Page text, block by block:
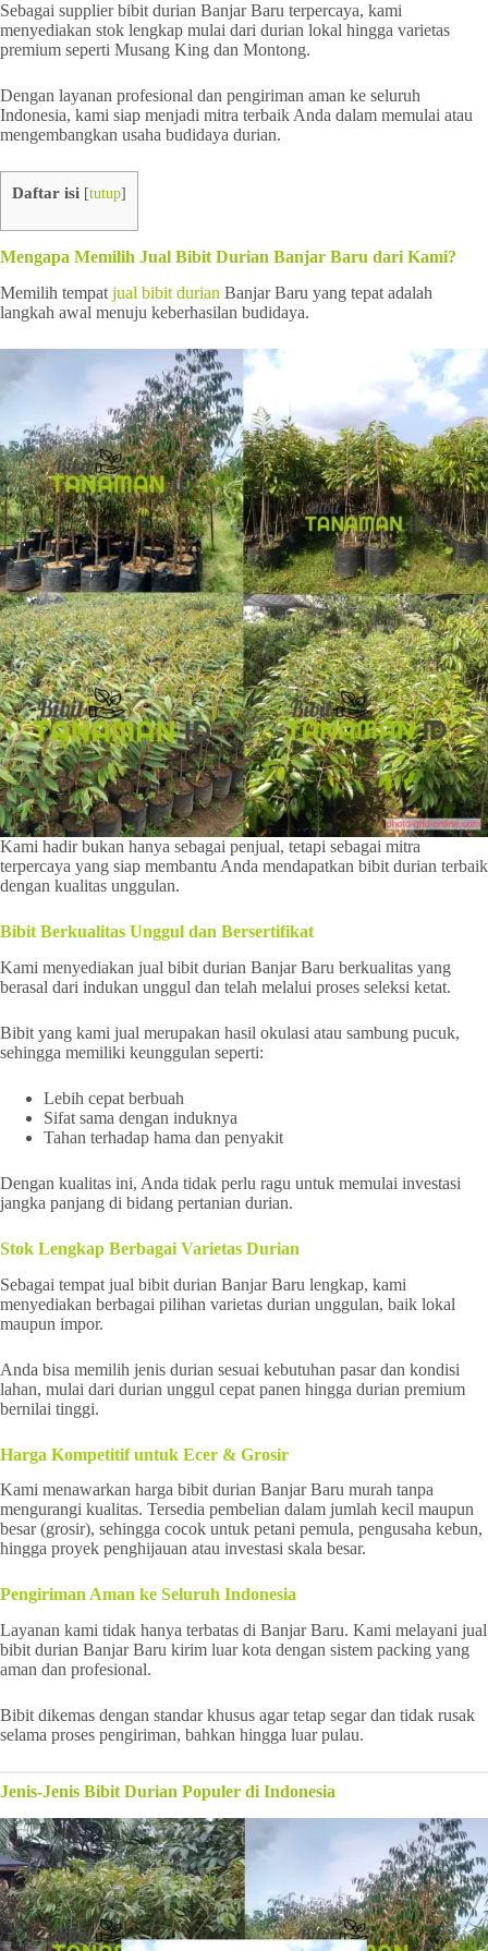
Sebagai supplier bibit durian Banjar Baru terpercaya, kami
menyediakan stok lengkap mulai dari durian lokal hingga varietas
premium seperti Musang King dan Montong.
Dengan layanan profesional dan pengiriman aman ke seluruh
Indonesia, kami siap menjadi mitra terbaik Anda dalam memulai atau
mengembangkan usaha budidaya durian.
Daftar isi [tutup]
Mengapa Memilih Jual Bibit Durian Banjar Baru dari Kami?
Memilih tempat jual bibit durian Banjar Baru yang tepat adalah
langkah awal menuju keberhasilan budidaya.
Kami hadir bukan hanya sebagai penjual, tetapi sebagai mitra
terpercaya yang siap membantu Anda mendapatkan bibit durian terbaik
dengan kualitas unggulan.
Bibit Berkualitas Unggul dan Bersertifikat
Kami menyediakan jual bibit durian Banjar Baru berkualitas yang
berasal dari indukan unggul dan telah melalui proses seleksi ketat.
Bibit yang kami jual merupakan hasil okulasi atau sambung pucuk,
sehingga memiliki keunggulan seperti:
Lebih cepat berbuah
Sifat sama dengan induknya
Tahan terhadap hama dan penyakit
Dengan kualitas ini, Anda tidak perlu ragu untuk memulai investasi
jangka panjang di bidang pertanian durian.
Stok Lengkap Berbagai Varietas Durian
Sebagai tempat jual bibit durian Banjar Baru lengkap, kami
menyediakan berbagai pilihan varietas durian unggulan, baik lokal
maupun impor.
Anda bisa memilih jenis durian sesuai kebutuhan pasar dan kondisi
lahan, mulai dari durian unggul cepat panen hingga durian premium
bernilai tinggi.
Harga Kompetitif untuk Ecer & Grosir
Kami menawarkan harga bibit durian Banjar Baru murah tanpa
mengurangi kualitas. Tersedia pembelian dalam jumlah kecil maupun
besar (grosir), sehingga cocok untuk petani pemula, pengusaha kebun,
hingga proyek penghijauan atau investasi skala besar.
Pengiriman Aman ke Seluruh Indonesia
Layanan kami tidak hanya terbatas di Banjar Baru. Kami melayani jual
bibit durian Banjar Baru kirim luar kota dengan sistem packing yang
aman dan profesional.
Bibit dikemas dengan standar khusus agar tetap segar dan tidak rusak
selama proses pengiriman, bahkan hingga luar pulau.
Jenis-Jenis Bibit Durian Populer di Indonesia